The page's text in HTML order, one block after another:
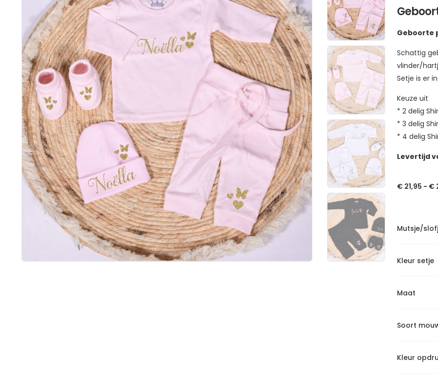
Geboorte
Schattig
vlinder/
Setje is er
Keuze uit
* 2 delig
* 3 delig
* 4 delig
Levertijd
€ 21,95 - €
Mutsje/
Kleur setje
Maat
Soort
Kleur